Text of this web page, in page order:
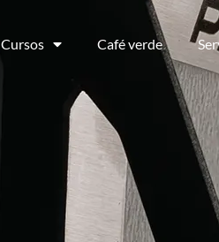
Cursos Café verde